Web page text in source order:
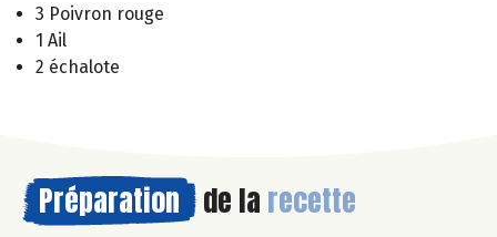
3 Poivron rouge
1 Ail
2 échalote
Préparation de la recette